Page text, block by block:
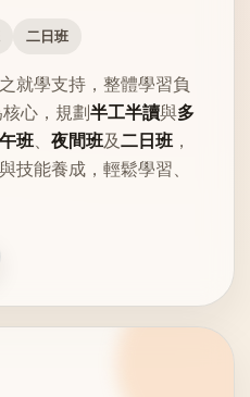
二日班
之就學支持，整體學習負
心，規劃 半工半讀與多
班 夜間班及二日班 ，
技能養成，輕鬆學習、